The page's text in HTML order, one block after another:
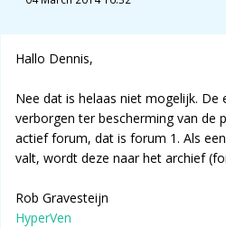
Hallo Dennis,
Nee dat is helaas niet mogelijk. De
verborgen ter bescherming van de
actief forum, dat is forum 1. Als
valt, wordt deze naar het archief
Rob Gravesteijn
HyperVen